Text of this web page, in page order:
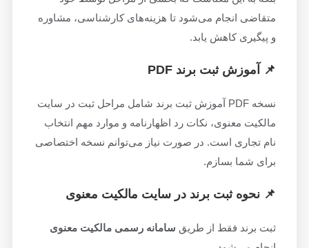
متقاضی انجام می‌شود تا هزینه‌های کارشناسی، مشاوره
و پیگیری کاهش یابد.
📌 آموزش ثبت برند PDF
نسخه PDF آموزش ثبت برند شامل مراحل ثبت در سایت
مالکیت معنوی، نکات رد اظهارنامه و موارد مهم انتخاب
نام تجاری است. در صورت نیاز می‌توانم نسخه اختصاصی
برای شما بسازم.
📌 نحوه ثبت برند در سایت مالکیت معنوی
ثبت برند فقط از طریق سامانه رسمی مالکیت معنوی